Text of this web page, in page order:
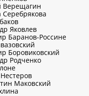
Верещагин
Серебрякова
Яковлев
Баранов-Россине
Боровиковский
Родченко
Маковский